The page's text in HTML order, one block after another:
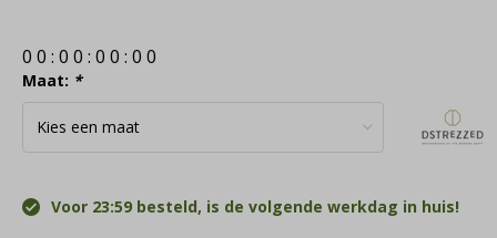
0 0 : 0 0 : 0 0 : 0 0
Maat: *
Voor 23:59 besteld, is de volgende werkdag in huis!